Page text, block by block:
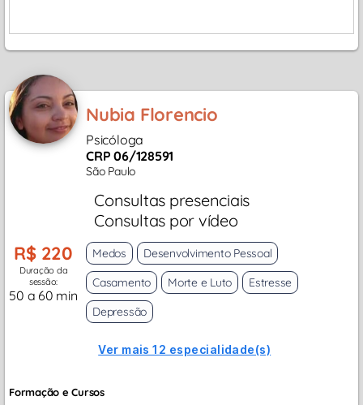
Nubia Florencio
Psicóloga
CRP 06/128591
São Paulo
Consultas presenciais
Consultas por vídeo
R$ 220
Duração da
sessão:
50 a 60 min
Medos
Desenvolvimento Pessoal
Casamento
Morte e Luto
Estresse
Depressão
Ver mais 12 especialidade(s)
Formação e Cursos